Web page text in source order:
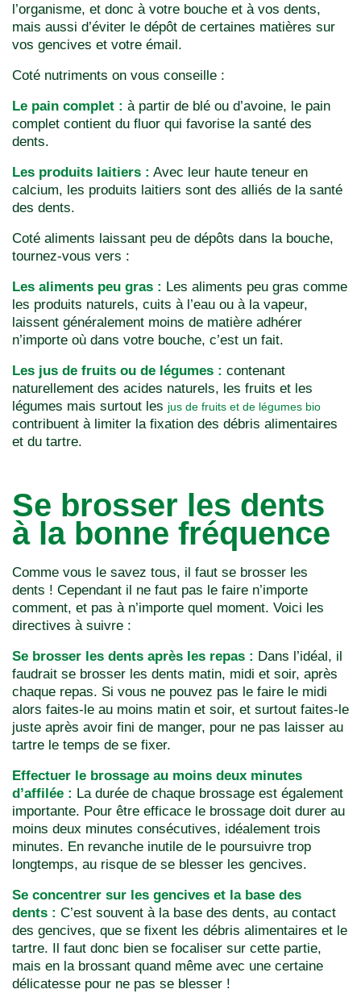
l’organisme, et donc à votre bouche et à vos dents,
mais aussi d’éviter le dépôt de certaines matières sur
vos gencives et votre émail.
Coté nutriments on vous conseille :
Le pain complet : à partir de blé ou d’avoine, le pain
complet contient du fluor qui favorise la santé des
dents.
Les produits laitiers : Avec leur haute teneur en
calcium, les produits laitiers sont des alliés de la santé
des dents.
Coté aliments laissant peu de dépôts dans la bouche,
tournez-vous vers :
Les aliments peu gras : Les aliments peu gras comme
les produits naturels, cuits à l’eau ou à la vapeur,
laissent généralement moins de matière adhérer
n’importe où dans votre bouche, c’est un fait.
Les jus de fruits ou de légumes : contenant
naturellement des acides naturels, les fruits et les
légumes mais surtout les jus de fruits et de légumes bio
contribuent à limiter la fixation des débris alimentaires
et du tartre.
Se brosser les dents
à la bonne fréquence
Comme vous le savez tous, il faut se brosser les
dents ! Cependant il ne faut pas le faire n’importe
comment, et pas à n’importe quel moment. Voici les
directives à suivre :
Se brosser les dents après les repas : Dans l’idéal, il
faudrait se brosser les dents matin, midi et soir, après
chaque repas. Si vous ne pouvez pas le faire le midi
alors faites-le au moins matin et soir, et surtout faites-le
juste après avoir fini de manger, pour ne pas laisser au
tartre le temps de se fixer.
Effectuer le brossage au moins deux minutes
d’affilée : La durée de chaque brossage est également
importante. Pour être efficace le brossage doit durer au
moins deux minutes consécutives, idéalement trois
minutes. En revanche inutile de le poursuivre trop
longtemps, au risque de se blesser les gencives.
Se concentrer sur les gencives et la base des
dents : C’est souvent à la base des dents, au contact
des gencives, que se fixent les débris alimentaires et le
tartre. Il faut donc bien se focaliser sur cette partie,
mais en la brossant quand même avec une certaine
délicatesse pour ne pas se blesser !